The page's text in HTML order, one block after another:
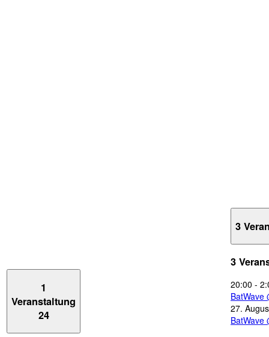
1
Veranstaltung
24
3
3
20:00 -
BatWave
27.
BatWave